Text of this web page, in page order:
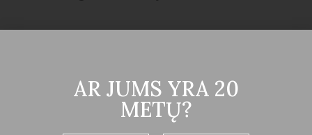
AR JUMS YRA 20
METŲ?